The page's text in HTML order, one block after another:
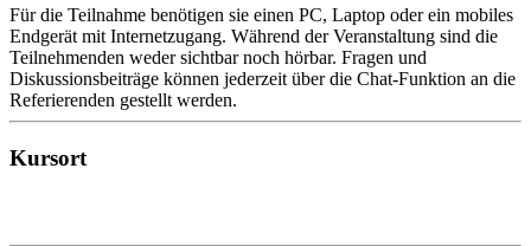
Für die Teilnahme benötigen sie einen PC, Laptop oder ein mobiles
Endgerät mit Internetzugang. Während der Veranstaltung sind die
Teilnehmenden weder sichtbar noch hörbar. Fragen und
Diskussionsbeiträge können jederzeit über die Chat-Funktion an die
Referierenden gestellt werden.
Kursort